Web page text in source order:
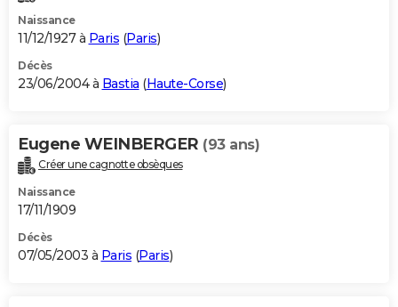
Naissance
11/12/1927 à Paris (Paris)
Décès
23/06/2004 à Bastia (Haute-Corse)
Eugene WEINBERGER (93 ans)
Créer une cagnotte obsèques
Naissance
17/11/1909
Décès
07/05/2003 à Paris (Paris)